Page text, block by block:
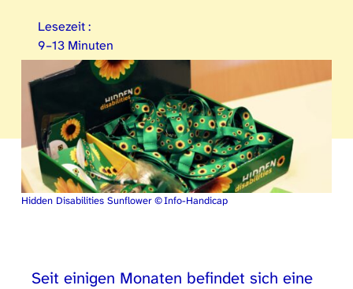
Lesezeit :
9–13 Minuten
Hidden Disabilities Sunflower © Info-Handicap
Seit einigen Monaten befindet sich eine